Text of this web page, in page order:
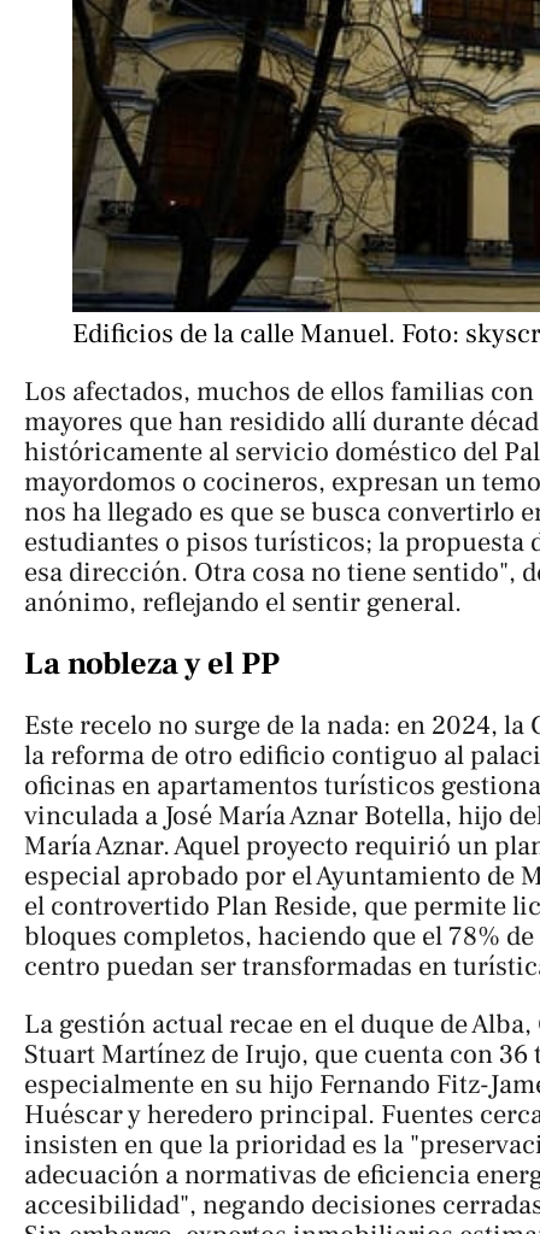
Edificios de la calle Manuel. Foto:
Los afectados, muchos de ellos familias
mayores que han residido allí durante
históricamente al servicio doméstico del
mayordomos o cocineros, expresan un
nos ha llegado es que se busca convertirlo
estudiantes o pisos turísticos; la propuesta
esa dirección. Otra cosa no tiene sentido",
anónimo, reflejando el sentir general.
La nobleza y el PP
Este recelo no surge de la nada: en 2024, la
la reforma de otro edificio contiguo al
oficinas en apartamentos turísticos
vinculada a José María Aznar Botella, hijo
María Aznar. Aquel proyecto requirió un
especial aprobado por el Ayuntamiento de
el controvertido Plan Reside, que permite
bloques completos, haciendo que el 78%
centro puedan ser transformadas en
La gestión actual recae en el duque de
Stuart Martínez de Irujo, que cuenta con
especialmente en su hijo Fernando Fitz-
Huéscar y heredero principal. Fuentes
insisten en que la prioridad es la
adecuación a normativas de eficiencia
accesibilidad", negando decisiones